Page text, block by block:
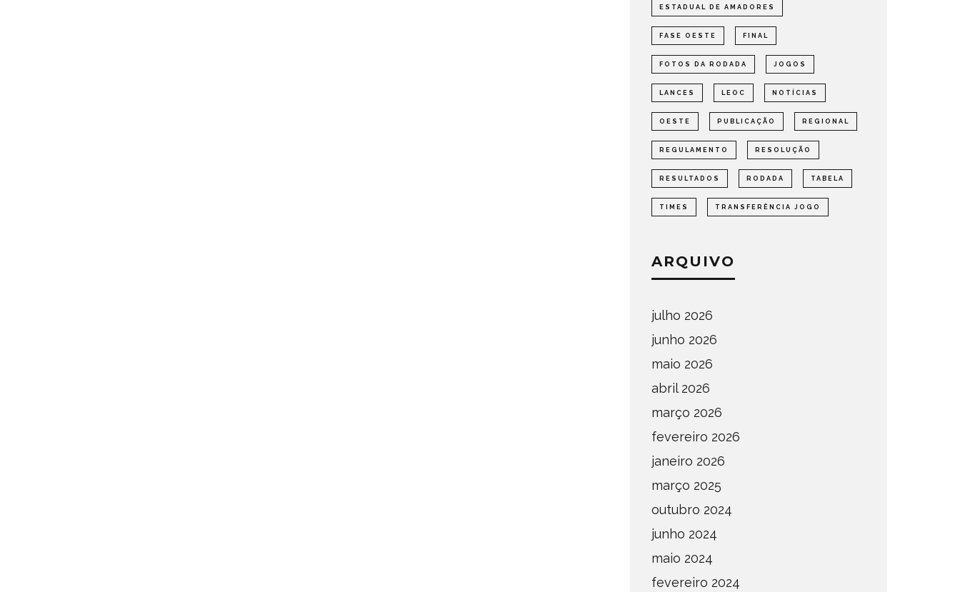
ESTADUAL DE AMADORES
FASE OESTE FINAL
FOTOS DA RODADA JOGOS
LANCES LEOC NOTÍCIAS
OESTE PUBLICAÇÃO REGIONAL
REGULAMENTO RESOLUÇÃO
RESULTADOS RODADA TABELA
TIMES TRANSFERÊNCIA JOGO
ARQUIVO
julho 2026
junho 2026
maio 2026
abril 2026
março 2026
fevereiro 2026
janeiro 2026
março 2025
outubro 2024
junho 2024
maio 2024
fevereiro 2024